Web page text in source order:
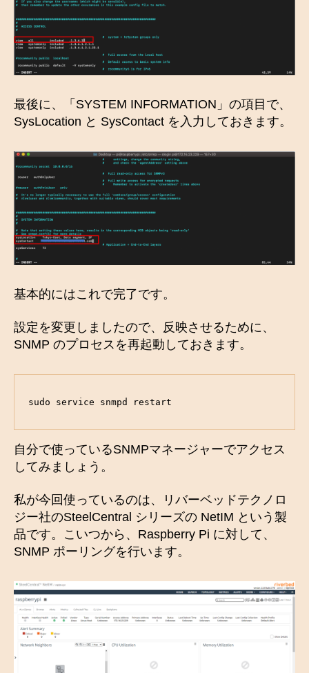
最後に、「SYSTEM INFORMATION」の項目で、
SysLocation と SysContact を入力しておきます。
基本的にはこれで完了です。
設定を変更しましたので、反映させるために、
SNMP のプロセスを再起動しておきます。
sudo service snmpd restart
自分で使っているSNMPマネージャーでアクセス
してみましょう。
私が今回使っているのは、リバーベッドテクノロ
ジー社のSteelCentral シリーズの NetIM という製
品です。こいつから、Raspberry Pi に対して、
SNMP ポーリングを行います。